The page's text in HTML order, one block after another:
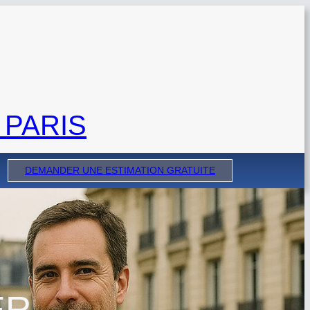
DEMANDER UNE ESTIMATION GRATUITE